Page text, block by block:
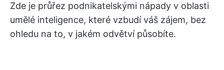
Zde je průřez podnikatelskými nápady v oblasti
umělé inteligence, které vzbudí váš zájem, bez
ohledu na to, v jakém odvětví působíte.